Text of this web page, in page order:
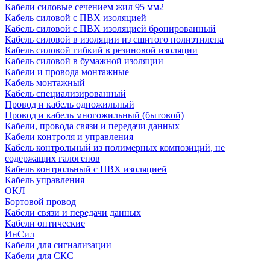
Кабели силовые сечением жил 95 мм2
Кабель силовой с ПВХ изоляцией
Кабель силовой с ПВХ изоляцией бронированный
Кабель силовой в изоляции из сшитого полиэтилена
Кабель силовой гибкий в резиновой изоляции
Кабель силовой в бумажной изоляции
Кабели и провода монтажные
Кабель монтажный
Кабель специализированный
Провод и кабель одножильный
Провод и кабель многожильный (бытовой)
Кабели, провода связи и передачи данных
Кабели контроля и управления
Кабель контрольный из полимерных композиций, не
содержащих галогенов
Кабель контрольный с ПВХ изоляцией
Кабель управления
ОКЛ
Бортовой провод
Кабели связи и передачи данных
Кабели оптические
ИнСил
Кабели для сигнализации
Кабели для СКС